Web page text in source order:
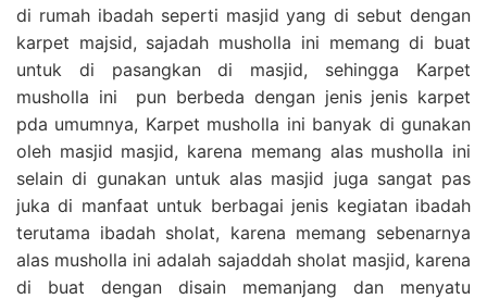
di rumah ibadah seperti masjid yang di sebut dengan
karpet majsid, sajadah musholla ini memang di buat
untuk di pasangkan di masjid, sehingga Karpet
musholla ini pun berbeda dengan jenis jenis karpet
pda umumnya, Karpet musholla ini banyak di gunakan
oleh masjid masjid, karena memang alas musholla ini
selain di gunakan untuk alas masjid juga sangat pas
juka di manfaat untuk berbagai jenis kegiatan ibadah
terutama ibadah sholat, karena memang sebenarnya
alas musholla ini adalah sajaddah sholat masjid, karena
di buat dengan disain memanjang dan menyatu